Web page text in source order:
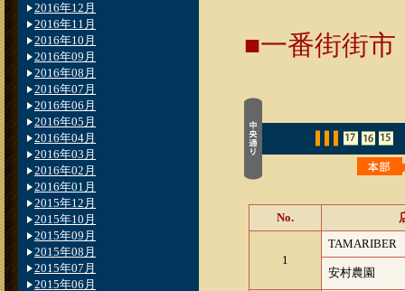
■一番街街市
No.
1
TAMARIBER
安村農園
2016年12月
2016年11月
2016年10月
2016年09月
2016年08月
2016年07月
2016年06月
2016年05月
2016年04月
2016年03月
2016年02月
2016年01月
2015年12月
2015年10月
2015年09月
2015年08月
2015年07月
2015年06月